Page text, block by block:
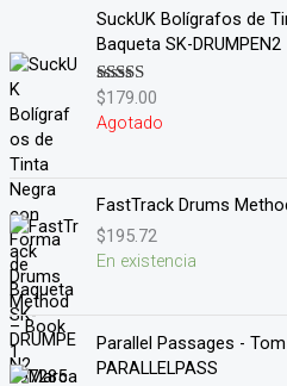
SuckUK Bolígrafos de
Baqueta SK-DRUMPEN2
Valorado en
5.00 de 5
$179.00
Agotado
FastTrack Drums
$195.72
En existencia
Parallel Passages -
PARALLELPASS